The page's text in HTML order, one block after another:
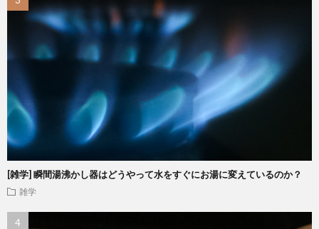
[雑学] 瞬間湯沸かし器はどうやって水をすぐにお湯に変えているのか？
雑学